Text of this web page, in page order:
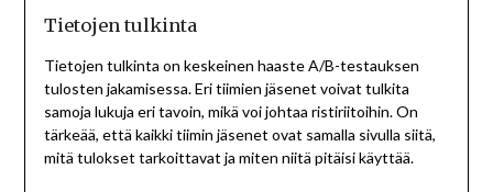
Tietojen tulkinta
Tietojen tulkinta on keskeinen haaste A/B-testauksen
tulosten jakamisessa. Eri tiimien jäsenet voivat tulkita
samoja lukuja eri tavoin, mikä voi johtaa ristiriitoihin. On
tärkeää, että kaikki tiimin jäsenet ovat samalla sivulla siitä,
mitä tulokset tarkoittavat ja miten niitä pitäisi käyttää.